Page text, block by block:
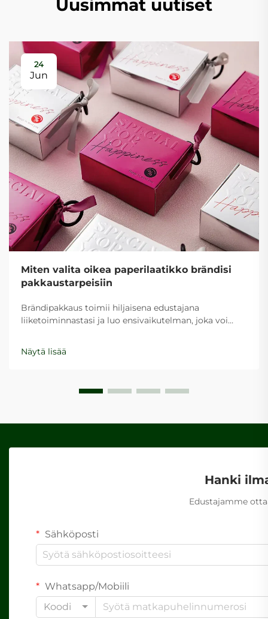
Uusimmat uutiset
24
Jun
Miten valita oikea paperilaatikko brändisi
pakkaustarpeisiin
Brändipakkaus toimii hiljaisena edustajana
liiketoiminnastasi ja luo ensivaikutelman, joka voi
Oikean paperilaatikon valinta brändisi
pakkaustarpeisiin edellyttää huolellista...
Näytä lisää
Hanki
Edustajamme
Sähköposti
Whatsapp/Mobiili
Koodi